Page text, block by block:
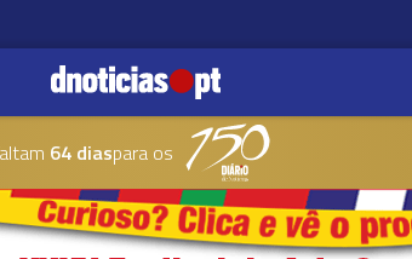
64 diaspara os